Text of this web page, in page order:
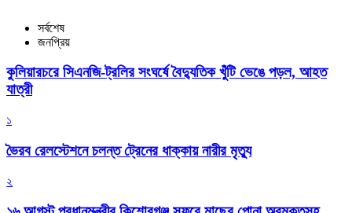
সর্বশেষ
জনপ্রিয়
কুলিয়ারচরে সিএনজি-ট্রলির সংঘর্ষে বৈদ্যুতিক খুঁটি ভেঙে পড়ল, আহত
যাত্রী
১
ভৈরব রেলস্টেশনে চলন্ত ট্রেনের ধাক্কায় নারীর মৃত্যু
২